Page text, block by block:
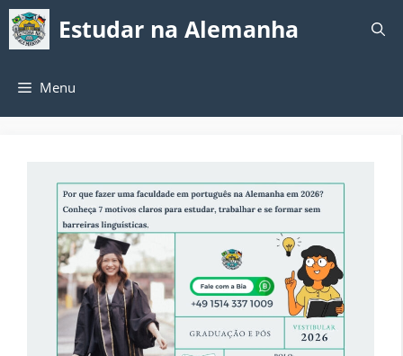
Pular
para
conteúdo
Estudar na Alemanha
Menu